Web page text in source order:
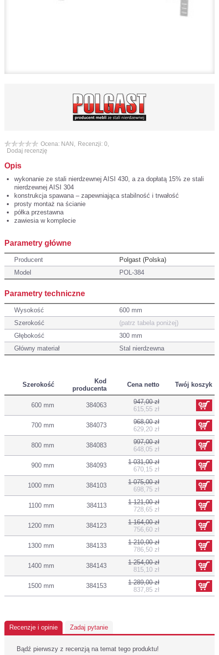
Ocena: NAN, Recenzji: 0,
Dodaj recenzję
Opis
wykonanie ze stali nierdzewnej AISI 430, a za dopłatą 15% ze stali
nierdzewnej AISI 304
konstrukcja spawana – zapewniająca stabilność i trwałość
prosty montaż na ścianie
półka przestawna
zawiesia w komplecie
Parametry główne
Producent
Polgast (Polska)
Model
POL-384
Parametry techniczne
Wysokość
600 mm
Szerokość
(patrz tabela poniżej)
Głębokość
300 mm
Główny materiał
Stal nierdzewna
Szerokość
Kod
producenta
Cena netto Twój koszyk
600 mm 384063
947,00 zł
615,55 zł
700 mm 384073
968,00 zł
629,20 zł
800 mm 384083
997,00 zł
648,05 zł
900 mm 384093
1 031,00 zł
670,15 zł
1000 mm 384103
1 075,00 zł
698,75 zł
1100 mm 384113
1 121,00 zł
728,65 zł
1200 mm 384123
1 164,00 zł
756,60 zł
1300 mm 384133
1 210,00 zł
786,50 zł
1400 mm 384143
1 254,00 zł
815,10 zł
1500 mm 384153
1 289,00 zł
837,85 zł
Recenzje i opinie Zadaj pytanie
Bądź pierwszy z recenzją na temat tego produktu!